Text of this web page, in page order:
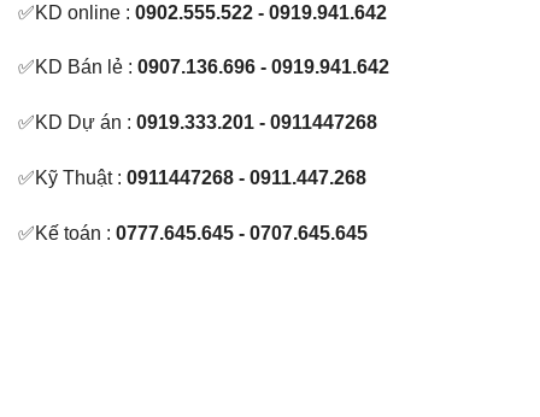
✅KD online : 0902.555.522 - 0919.941.642
✅KD Bán lẻ : 0907.136.696 - 0919.941.642
✅KD Dự án : 0919.333.201 - 0911447268
✅Kỹ Thuật : 0911447268 - 0911.447.268
✅Kế toán : 0777.645.645 - 0707.645.645